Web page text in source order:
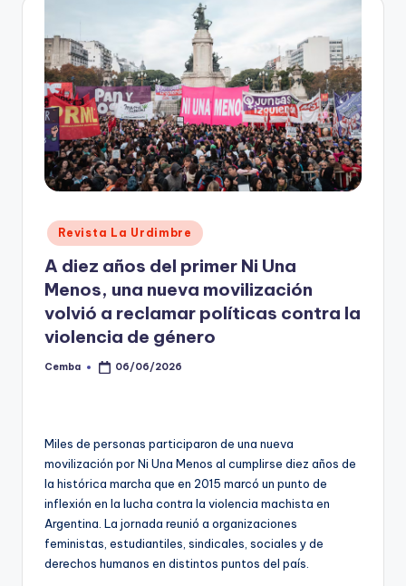
Posted
in
Revista La Urdimbre
A diez años del primer Ni Una
Menos, una nueva movilización
volvió a reclamar políticas contra la
violencia de género
Posted
Cemba 06/06/2026
Miles de personas participaron de una nueva
movilización por Ni Una Menos al cumplirse diez años de
la histórica marcha que en 2015 marcó un punto de
inflexión en la lucha contra la violencia machista en
Argentina. La jornada reunió a organizaciones
feministas, estudiantiles, sindicales, sociales y de
derechos humanos en distintos puntos del país.